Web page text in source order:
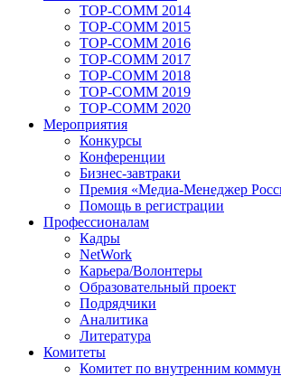
TOP-COMM 2014
TOP-COMM 2015
TOP-COMM 2016
TOP-COMM 2017
TOP-COMM 2018
TOP-COMM 2019
TOP-COMM 2020
Мероприятия
Конкурсы
Конференции
Бизнес-завтраки
Премия «Медиа-Менеджер
Помощь в регистрации
Профессионалам
Кадры
NetWork
Карьера/Волонтеры
Образовательный проект
Подрядчики
Аналитика
Литература
Комитеты
Комитет по внутренним